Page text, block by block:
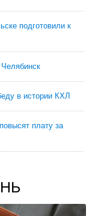
подготовили к
в истории КХЛ
плату за